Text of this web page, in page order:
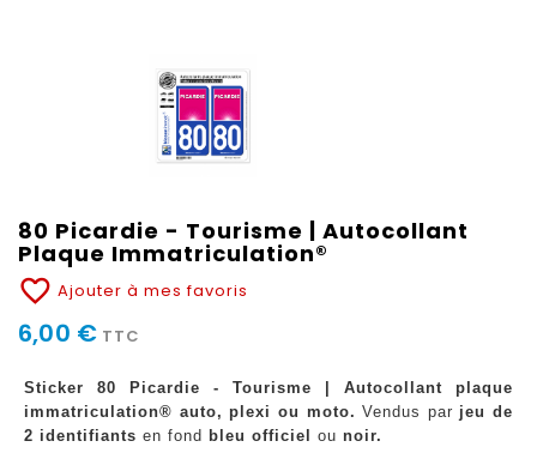
80 Picardie - Tourisme | Autocollant
Plaque Immatriculation®
favorite_border Ajouter à mes favoris
6,00 € TTC
Sticker 80 Picardie - Tourisme | Autocollant plaque
immatriculation® auto, plexi ou moto. Vendus par jeu de
2 identifiants en fond bleu officiel ou noir.